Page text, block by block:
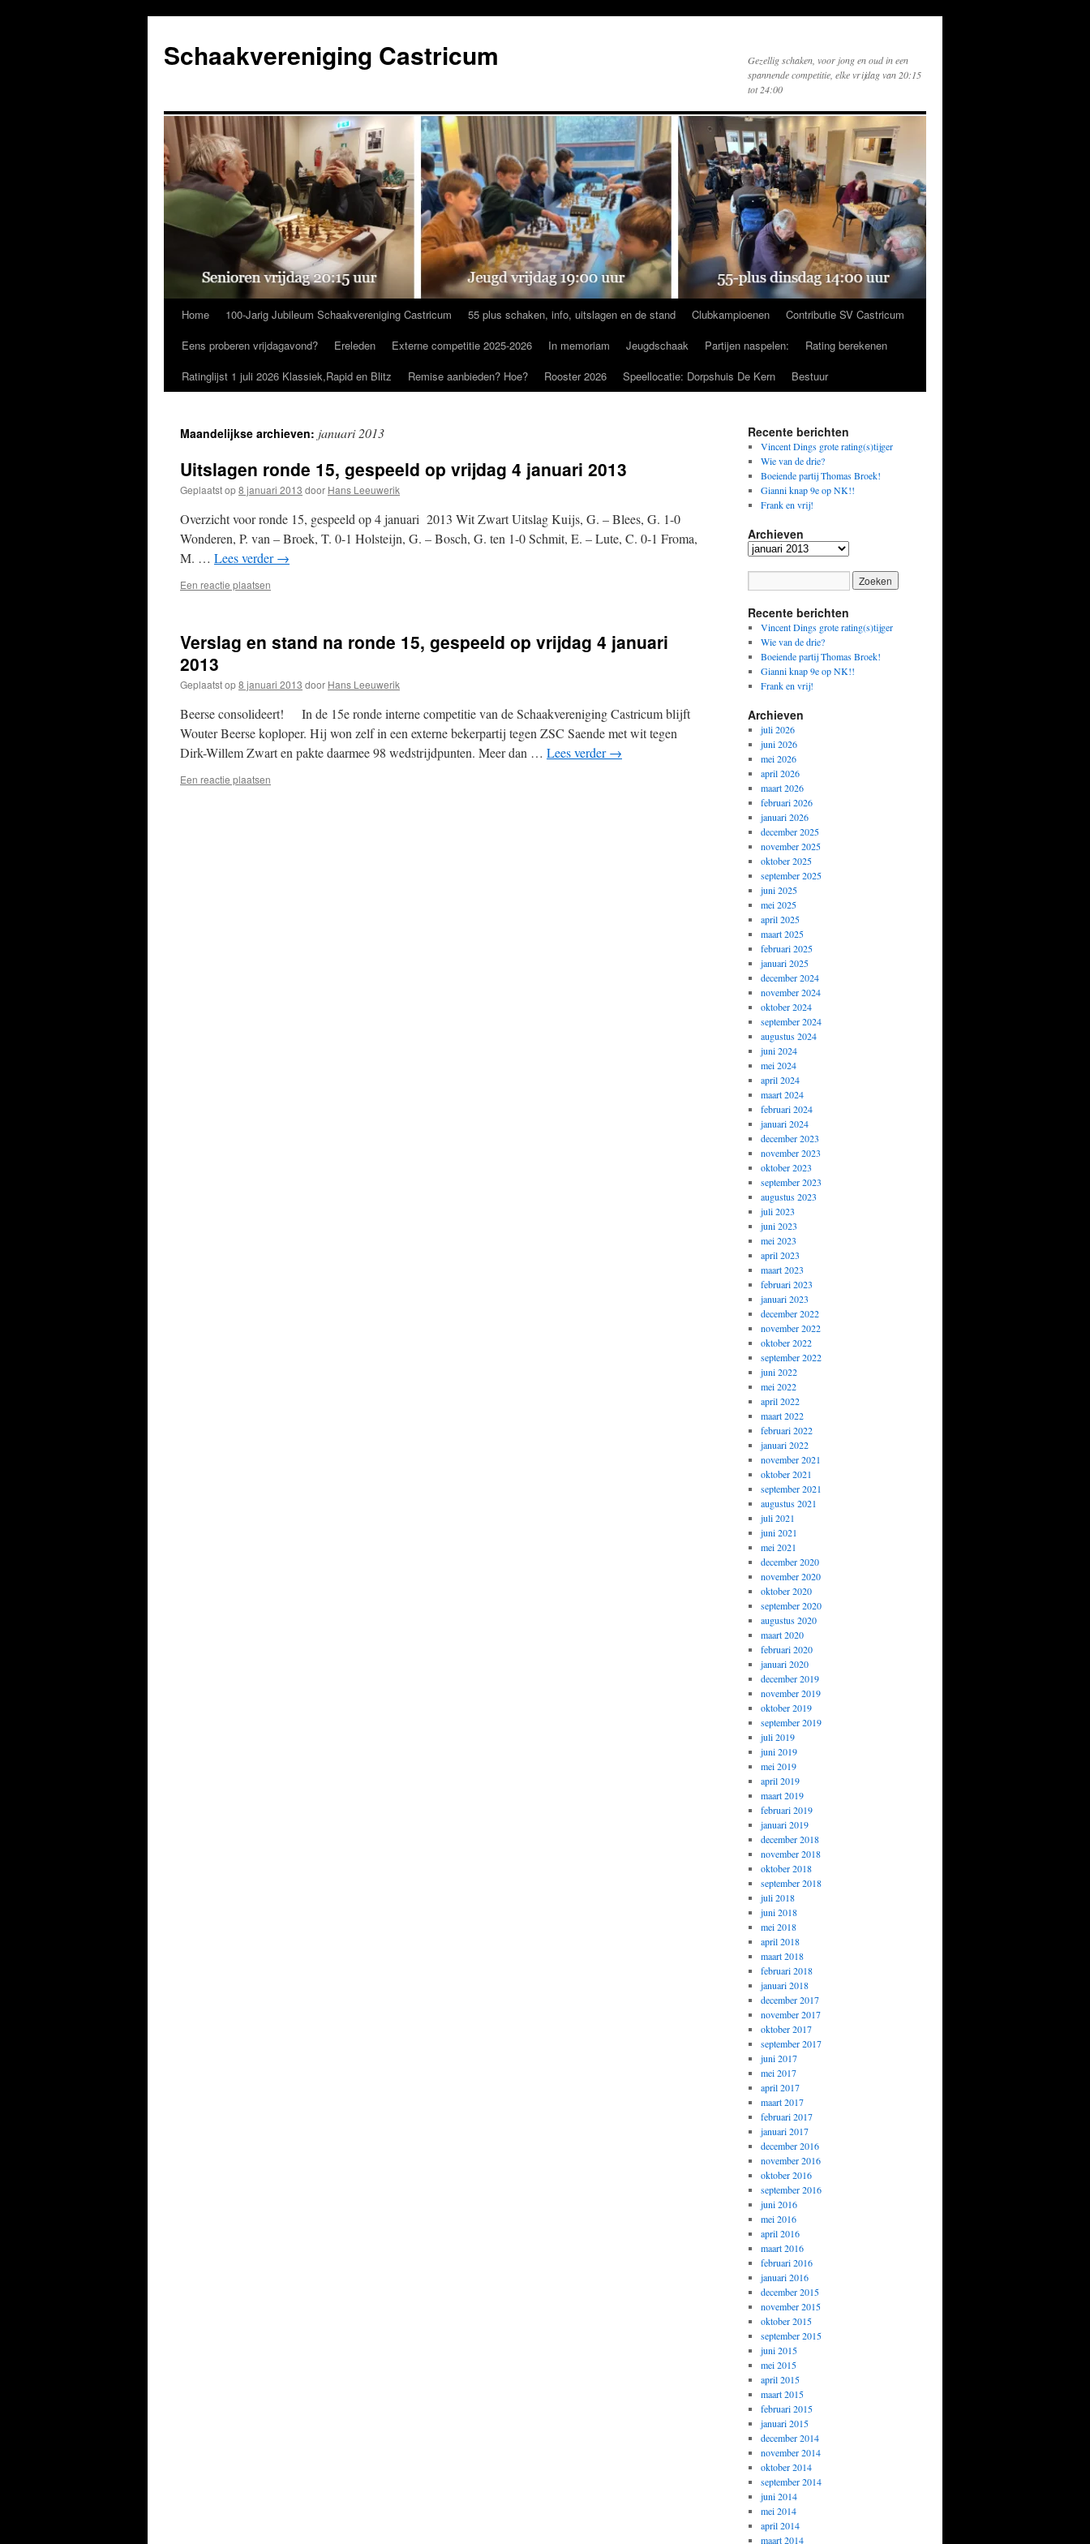
de
inhoud
Schaakvereniging Castricum
Gezellig schaken, voor jong en oud in een
spannende competitie, elke vrijdag van 20:15
tot 24:00
Home 100-Jarig Jubileum Schaakvereniging Castricum 55 plus schaken, info, uitslagen en de stand Clubkampioenen
Contributie SV Castricum
Eens proberen vrijdagavond?
Ereleden Externe competitie 2025-2026 In memoriam Jeugdschaak Partijen naspelen:
Rating berekenen
Ratinglijst 1 juli 2026 Klassiek,Rapid en Blitz
Remise aanbieden? Hoe? Rooster 2026 Speellocatie: Dorpshuis De Kern Bestuur
Maandelijkse archieven: januari 2013
Uitslagen ronde 15, gespeeld op vrijdag 4 januari 2013
Geplaatst op8 januari 2013 door Hans Leeuwerik
Overzicht voor ronde 15, gespeeld op 4 januari 2013 Wit Zwart Uitslag Kuijs, G. – Blees, G. 1-0
Wonderen, P. van – Broek, T. 0-1 Holsteijn, G. – Bosch, G. ten 1-0 Schmit, E. – Lute, C. 0-1 Froma,
M. … Lees verder→
Een reactie plaatsen
Verslag en stand na ronde 15, gespeeld op vrijdag 4 januari
2013
Geplaatst op8 januari 2013 door Hans Leeuwerik
Beerse consolideert! In de 15e ronde interne competitie van de Schaakvereniging Castricum blijft
Wouter Beerse koploper. Hij won zelf in een externe bekerpartij tegen ZSC Saende met wit tegen
Dirk-Willem Zwart en pakte daarmee 98 wedstrijdpunten. Meer dan … Lees verder→
Een reactie plaatsen
Recente berichten
Vincent Dings grote rating(s)tijger
Wie van de drie?
Boeiende partij Thomas Broek!
Gianni knap 9e op NK!!
Frank en vrij!
Archieven
Archieven
Recente berichten
Vincent Dings grote rating(s)tijger
Wie van de drie?
Boeiende partij Thomas Broek!
Gianni knap 9e op NK!!
Frank en vrij!
Archieven
juli 2026
juni 2026
mei 2026
april 2026
maart 2026
februari 2026
januari 2026
december 2025
november 2025
oktober 2025
september 2025
juni 2025
mei 2025
april 2025
maart 2025
februari 2025
januari 2025
december 2024
november 2024
oktober 2024
september 2024
augustus 2024
juni 2024
mei 2024
april 2024
maart 2024
februari 2024
januari 2024
december 2023
november 2023
oktober 2023
september 2023
augustus 2023
juli 2023
juni 2023
mei 2023
april 2023
maart 2023
februari 2023
januari 2023
december 2022
november 2022
oktober 2022
september 2022
juni 2022
mei 2022
april 2022
maart 2022
februari 2022
januari 2022
november 2021
oktober 2021
september 2021
augustus 2021
juli 2021
juni 2021
mei 2021
december 2020
november 2020
oktober 2020
september 2020
augustus 2020
maart 2020
februari 2020
januari 2020
december 2019
november 2019
oktober 2019
september 2019
juli 2019
juni 2019
mei 2019
april 2019
maart 2019
februari 2019
januari 2019
december 2018
november 2018
oktober 2018
september 2018
juli 2018
juni 2018
mei 2018
april 2018
maart 2018
februari 2018
januari 2018
december 2017
november 2017
oktober 2017
september 2017
juni 2017
mei 2017
april 2017
maart 2017
februari 2017
januari 2017
december 2016
november 2016
oktober 2016
september 2016
juni 2016
mei 2016
april 2016
maart 2016
februari 2016
januari 2016
december 2015
november 2015
oktober 2015
september 2015
juni 2015
mei 2015
april 2015
maart 2015
februari 2015
januari 2015
december 2014
november 2014
oktober 2014
september 2014
juni 2014
mei 2014
april 2014
maart 2014